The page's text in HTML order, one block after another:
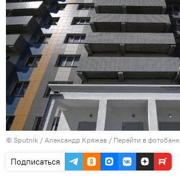
© Sputnik / Александр Кряжев / Перейти в фотобанк
Подписаться